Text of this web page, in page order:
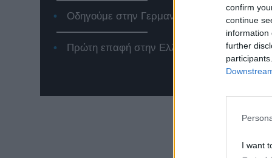
confirm
continue
information
further
I want
Οδηγούμε στην Γερμανία το Jeep Compass
Πρώτη επαφή στην Ελλάδα με το νέο